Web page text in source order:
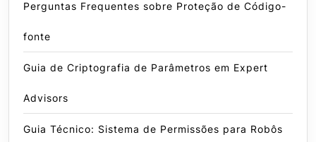
Perguntas Frequentes sobre Proteção de Código-
fonte
Guia de Criptografia de Parâmetros em Expert
Advisors
Guia Técnico: Sistema de Permissões para Robôs